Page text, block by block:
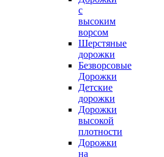
с
высоким
ворсом
Шерстяные
дорожки
Безворсовые
Дорожки
Детские
дорожки
Дорожки
высокой
плотности
Дорожки
на